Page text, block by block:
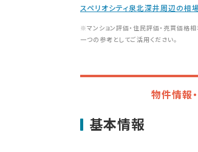
スペリオシティ泉北深井周辺の相
※マンション評価・住民評価・売買価格
一つの参考としてご活用ください。
物件情報
基本情報